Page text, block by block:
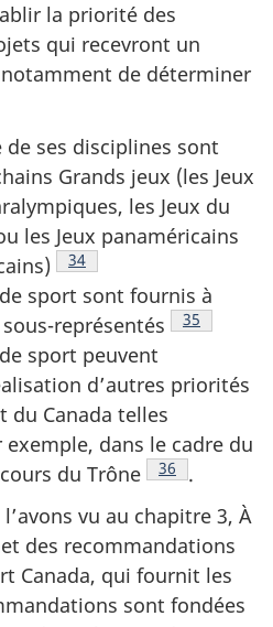
la priorité des
qui recevront un
de déterminer
de ses disciplines sont
Grands jeux (les Jeux
les Jeux du
les Jeux panaméricains
Note de bas de page
34
sport sont fournis à
représentés
Note de
35
sport peuvent
d’autres priorités
du Canada telles
exemple, dans le cadre du
du Trône
Note de bas
36
.
vu au chapitre 3, À
des recommandations
Canada, qui fournit les
sont fondées